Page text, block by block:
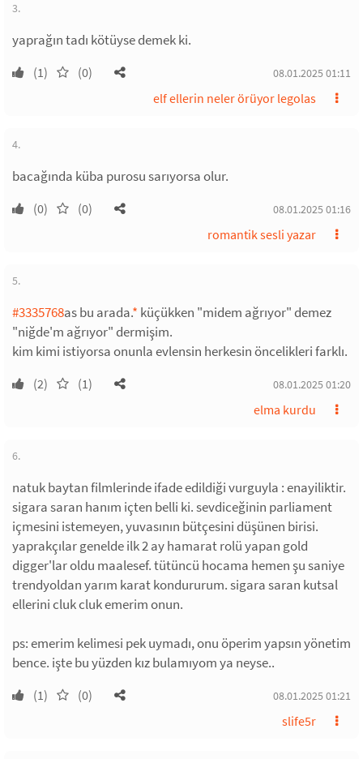
3.
yaprağın tadı kötüyse demek ki.
(1) (0) 08.01.2025 01:11
elf ellerin neler örüyor legolas
4.
bacağında küba purosu sarıyorsa olur.
(0) (0) 08.01.2025 01:16
romantik sesli yazar
5.
#3335768as bu arada.* küçükken "midem ağrıyor" demez
"niğde'm ağrıyor" dermişim.
kim kimi istiyorsa onunla evlensin herkesin öncelikleri farklı.
(2) (1) 08.01.2025 01:20
elma kurdu
6.
natuk baytan filmlerinde ifade edildiği vurguyla : enayiliktir.
sigara saran hanım içten belli ki. sevdiceğinin parliament
içmesini istemeyen, yuvasının bütçesini düşünen birisi.
yaprakçılar genelde ilk 2 ay hamarat rolü yapan gold
digger'lar oldu maalesef. tütüncü hocama hemen şu saniye
trendyoldan yarım karat kondururum. sigara saran kutsal
ellerini cluk cluk emerim onun.
ps: emerim kelimesi pek uymadı, onu öperim yapsın yönetim
bence. işte bu yüzden kız bulamıyom ya neyse..
(1) (0) 08.01.2025 01:21
slife5r